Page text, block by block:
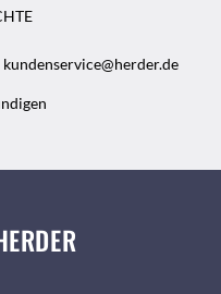
kundenservice@herder.de